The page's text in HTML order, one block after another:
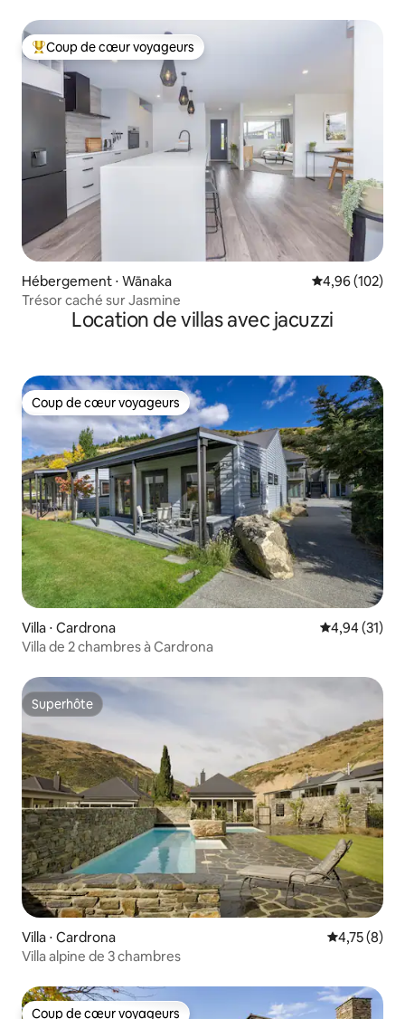
Coups de cœur voyageurs les plus appréciés
Coup de cœur voyageurs
Hébergement ⋅ Wānaka Évaluation
4,96 (102)
Trésor caché sur Jasmine
Location de villas avec jacuzzi
Coup de cœur voyageurs
Coup de cœur voyageurs
Villa ⋅ Cardrona Évaluation
4,94 (31)
Villa de 2 chambres à Cardrona
Superhôte
Superhôte
Villa ⋅ Cardrona Évaluation
4,75 (8)
Villa alpine de 3 chambres
Coup de cœur voyageurs